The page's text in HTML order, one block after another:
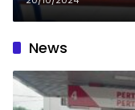
News